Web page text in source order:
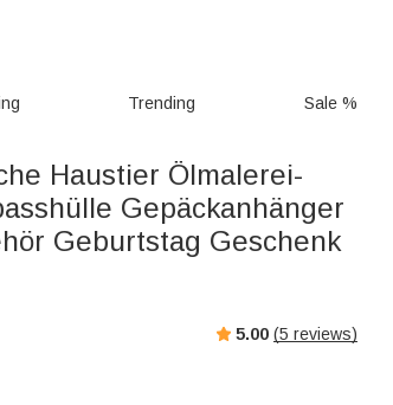
Trending Sale %
Haustier Ölmalerei-
Gepäckanhänger
Geburtstag Geschenk
5.00 (5 reviews)